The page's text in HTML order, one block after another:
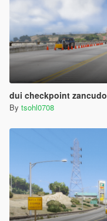
dui checkpoint zancudo
By tsohl0708